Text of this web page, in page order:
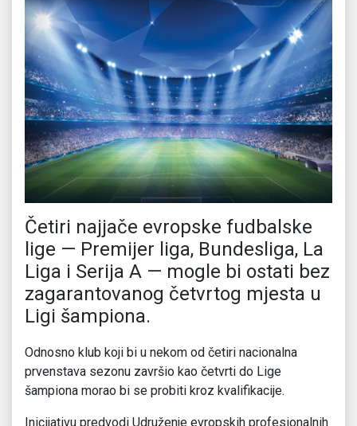
Četiri najjače evropske fudbalske
lige — Premijer liga, Bundesliga, La
Liga i Serija A — mogle bi ostati bez
zagarantovanog četvrtog mjesta u
Ligi šampiona.
Odnosno klub koji bi u nekom od četiri nacionalna
prvenstava sezonu završio kao četvrti do Lige
šampiona morao bi se probiti kroz kvalifikacije.
Inicijativu predvodi Udruženje evropskih profesionalnih